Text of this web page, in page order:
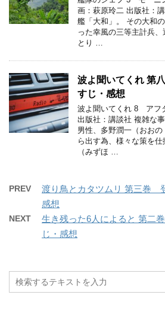
画：萩原玲二 出版社：
艦「大和」。 その大和
った幸風の三等主計兵
とり …
波よ聞いてくれ 第
すじ・感想
波よ聞いてくれ 8 アフ
出版社：講談社 複雑な
男性、多野潤一（おお
ら出す為、様々な策を
（みずほ …
PREV
渡り鳥とカタツムリ 第三巻
感想
NEXT
生き残った6人によると 第二
じ・感想